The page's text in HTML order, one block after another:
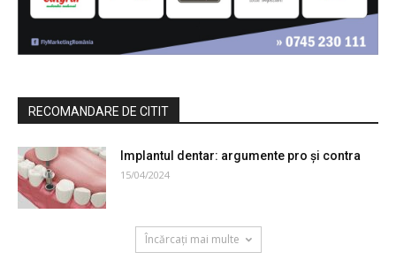
RECOMANDARE DE CITIT
Implantul dentar: argumente pro și contra
15/04/2024
Încărcați mai multe